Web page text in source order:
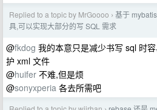
Replied to a topic by MrGoooo › 基于
具,可以实现大部分的写 SQL 需求
@fkdog 我的本意只是减少书写 sql 时
护 xml 文件
@huifer 不难,但是烦
@sonyxperia 各去所需吧